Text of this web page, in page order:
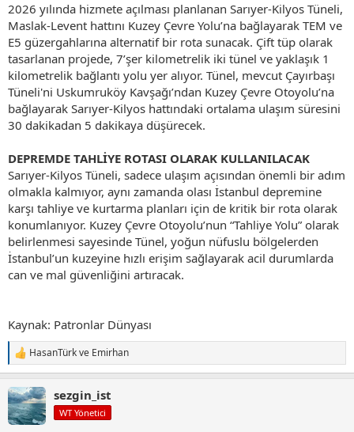
2026 yılında hizmete açılması planlanan Sarıyer-Kilyos Tüneli,
Maslak-Levent hattını Kuzey Çevre Yolu’na bağlayarak TEM ve
E5 güzergahlarına alternatif bir rota sunacak. Çift tüp olarak
tasarlanan projede, 7’şer kilometrelik iki tünel ve yaklaşık 1
kilometrelik bağlantı yolu yer alıyor. Tünel, mevcut Çayırbaşı
Tüneli'ni Uskumruköy Kavşağı’ndan Kuzey Çevre Otoyolu’na
bağlayarak Sarıyer-Kilyos hattındaki ortalama ulaşım süresini
30 dakikadan 5 dakikaya düşürecek.
DEPREMDE TAHLİYE ROTASI OLARAK KULLANILACAK
Sarıyer-Kilyos Tüneli, sadece ulaşım açısından önemli bir adım
olmakla kalmıyor, aynı zamanda olası İstanbul depremine
karşı tahliye ve kurtarma planları için de kritik bir rota olarak
konumlanıyor. Kuzey Çevre Otoyolu’nun “Tahliye Yolu” olarak
belirlenmesi sayesinde Tünel, yoğun nüfuslu bölgelerden
İstanbul’un kuzeyine hızlı erişim sağlayarak acil durumlarda
can ve mal güvenliğini artıracak.
Kaynak: Patronlar Dünyası
T
e
k
i
l
HasanTürkve Emirhan
sezgin_ist
WT Yönetici